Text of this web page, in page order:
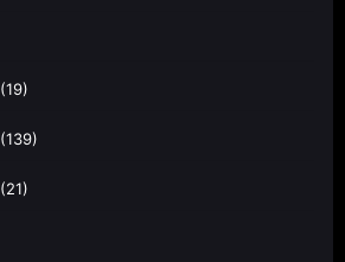
(19)
(139)
(21)